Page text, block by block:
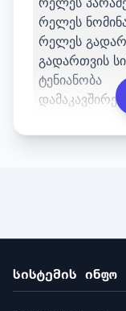
რელეს
რელეს
გადართვის
ტენიანობა
სისტემის ინფო